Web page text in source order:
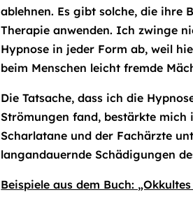
ablehnen. Es gibt solche, die ihre
Therapie anwenden. Ich zwinge
Hypnose in jeder Form ab, weil
beim Menschen leicht fremde
Die Tatsache, dass ich die
Strömungen fand, bestärkte
Scharlatane und der Fachärzte
langandauernde Schädigungen
Beispiele aus dem Buch: „Okkultes